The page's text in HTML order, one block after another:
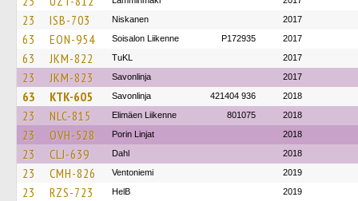
23 ISB-703 Niskanen 2017
63 EON-954 Soisalon Liikenne P172935 2017
63 JKM-822 TuKL 2017
23 JKM-823 Savonlinja 2017
63 KTK-605 Savonlinja 421404 936 2018
23 NLC-815 Elimäen Liikenne 801075 2018
23 OVH-528 Porin Linjat 2018
23 CLJ-639 Dahl 2018
23 CMH-826 Ventoniemi 2019
23 RZS-723 HelB 2019